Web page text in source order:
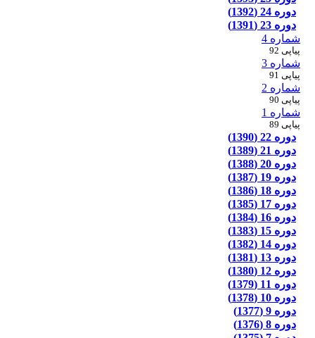
دوره 24 (1392)
دوره 23 (1391)
شماره 4
پیاپی 92
شماره 3
پیاپی 91
شماره 2
پیاپی 90
شماره 1
پیاپی 89
دوره 22 (1390)
دوره 21 (1389)
دوره 20 (1388)
دوره 19 (1387)
دوره 18 (1386)
دوره 17 (1385)
دوره 16 (1384)
دوره 15 (1383)
دوره 14 (1382)
دوره 13 (1381)
دوره 12 (1380)
دوره 11 (1379)
دوره 10 (1378)
دوره 9 (1377)
دوره 8 (1376)